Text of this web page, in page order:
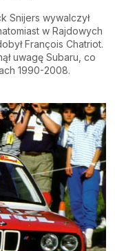
Snijers wywalczył
w Rajdowych
François Chatriot.
uwagę Subaru, co
1990-2008.